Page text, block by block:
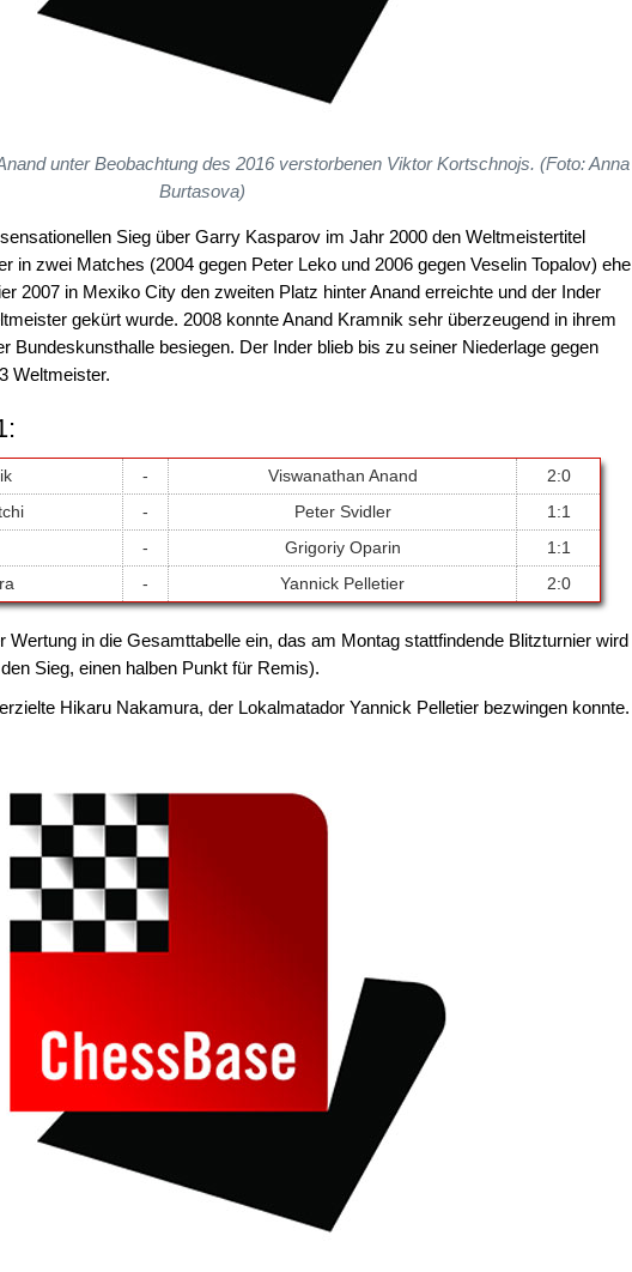
unter Beobachtung des 2016 verstorbenen Viktor Kortschnojs. (Foto: Anna
Burtasova)
Sieg über Garry Kasparov im Jahr 2000 den Weltmeistertitel
in zwei Matches (2004 gegen Peter Leko und 2006 gegen Veselin Topalov) ehe
2007 in Mexiko City den zweiten Platz hinter Anand erreichte und der Inder
gekürt wurde. 2008 konnte Anand Kramnik sehr überzeugend in ihrem
Bundeskunsthalle besiegen. Der Inder blieb bis zu seiner Niederlage gegen
Weltmeister.
- Viswanathan Anand
2:0
- Peter Svidler
1:1
- Grigoriy Oparin
1:1
- Yannick Pelletier 2:0
Wertung in die Gesamttabelle ein, das am Montag stattfindende Blitzturnier wird
Sieg, einen halben Punkt für Remis).
Hikaru Nakamura, der Lokalmatador Yannick Pelletier bezwingen konnte.